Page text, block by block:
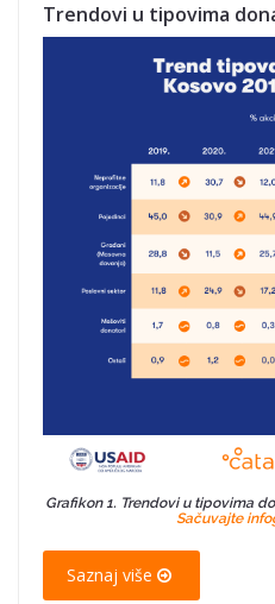
Trendovi u tipovima
Grafikon 1. Trendovi u tipovima
Sačuvajte
Saznaj više